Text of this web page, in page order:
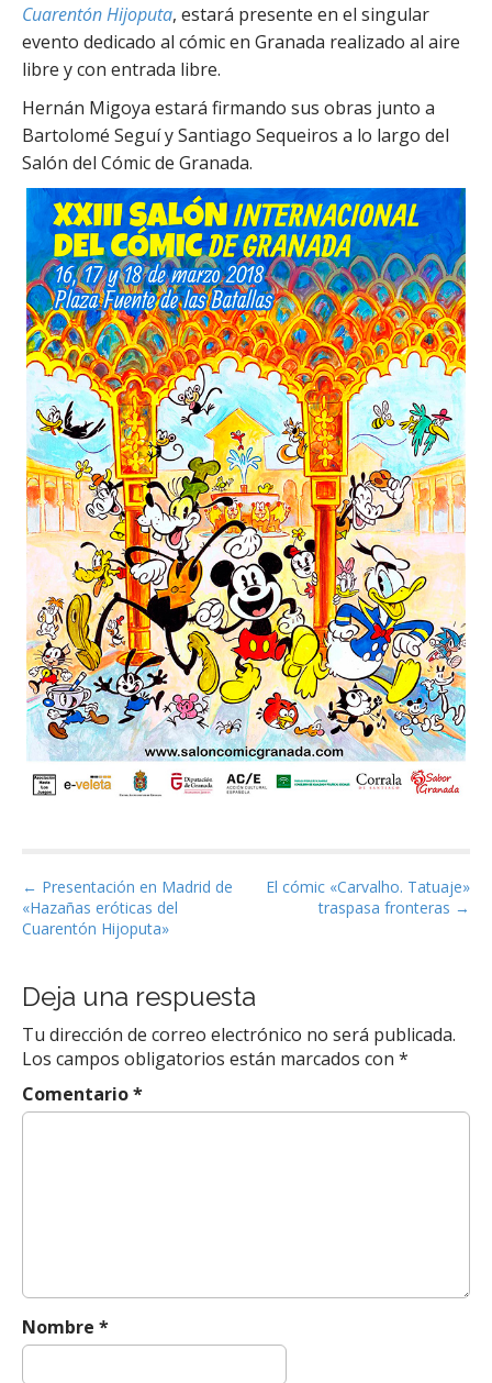
Cuarentón Hijoputa, estará presente en el singular
evento dedicado al cómic en Granada realizado al aire
libre y con entrada libre.
Hernán Migoya estará firmando sus obras junto a
Bartolomé Seguí y Santiago Sequeiros a lo largo del
Salón del Cómic de Granada.
P
o
n
a
v
i
g
← Presentación en Madrid de
«Hazañas eróticas del
Cuarentón Hijoputa»
El cómic «Carvalho. Tatuaje»
traspasa fronteras →
Deja una respuesta
Tu dirección de correo electrónico no será publicada.
Los campos obligatorios están marcados con *
Comentario*
Nombre *